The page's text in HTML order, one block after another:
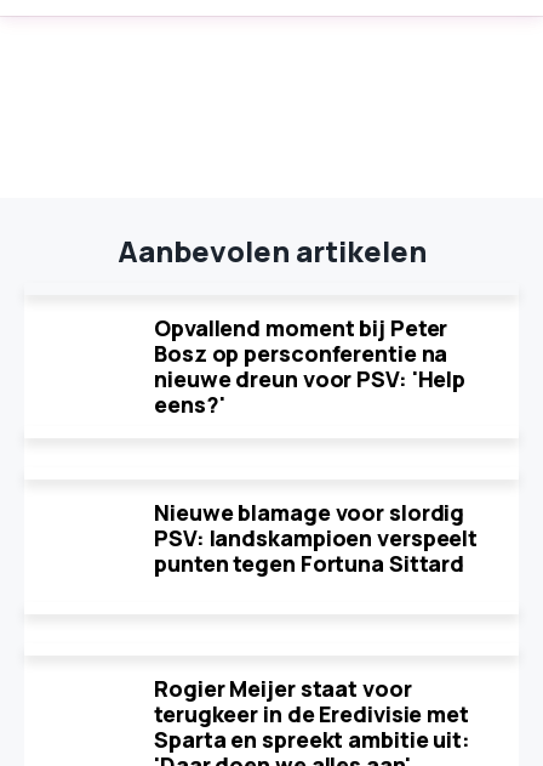
Aanbevolen artikelen
Opvallend moment bij Peter
Bosz op persconferentie na
nieuwe dreun voor PSV: 'Help
eens?'
Nieuwe blamage voor slordig
PSV: landskampioen verspeelt
punten tegen Fortuna Sittard
Rogier Meijer staat voor
terugkeer in de Eredivisie met
Sparta en spreekt ambitie uit: